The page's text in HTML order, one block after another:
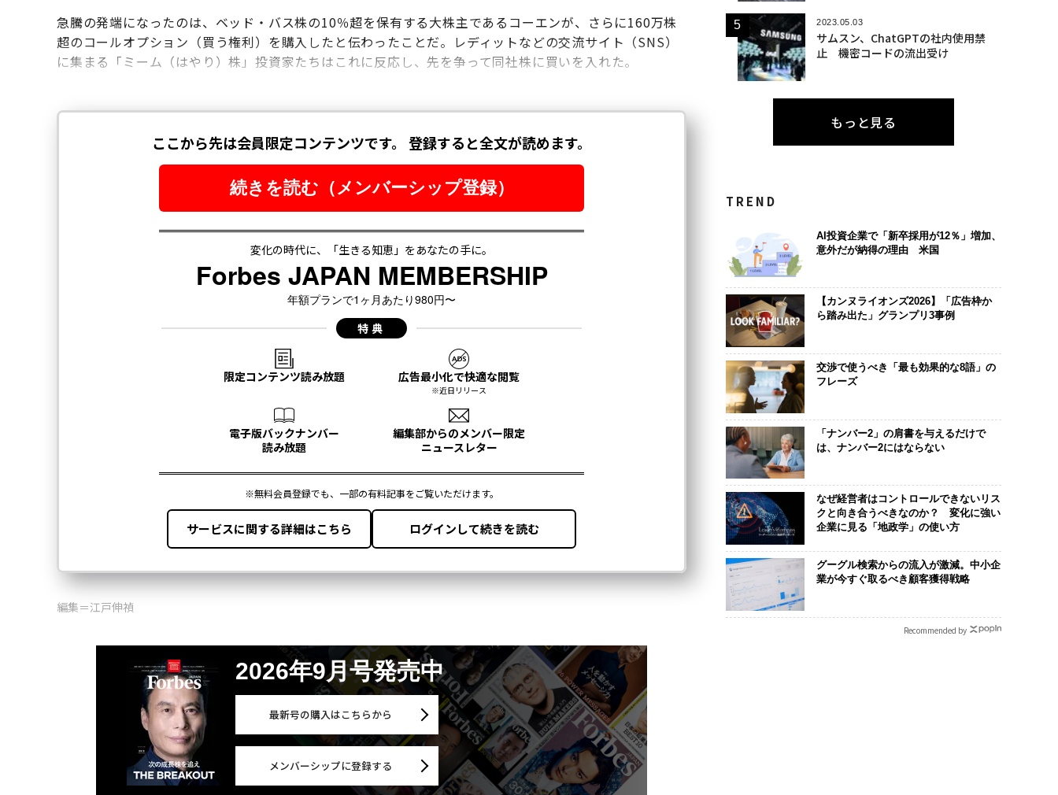
急騰の発端になったのは、ベッド・バス株の10％超を保有する大株主であるコーエンが、さらに160万株
超のコールオプション（買う権利）を購入したと伝わったことだ。レディットなどの交流サイト（SNS）
に集まる「ミーム（はやり）株」投資家たちはこれに反応し、先を争って同社株に買いを入れた。
編集＝江戸伸禎
2026年9月号発売中
最新号の購入はこちらから
メンバーシップに登録する
2023.05.03
サムスン、ChatGPTの社内使用禁
止 機密コードの流出受け
もっと見る
TREND
AI投資企業で「新卒採用が12％」増加、
意外だが納得の理由 米国
【カンヌライオンズ2026】「広告枠か
ら踏み出た」グランプリ3事例
交渉で使うべき「最も効果的な8語」の
フレーズ
「ナンバー2」の肩書を与えるだけで
は、ナンバー2にはならない
なぜ経営者はコントロールできないリス
クと向き合うべきなのか？ 変化に強い
企業に見る「地政学」の使い方
グーグル検索からの流入が激減。中小企
業が今すぐ取るべき顧客獲得戦略
Recommended by